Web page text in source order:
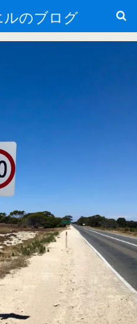
のブログ